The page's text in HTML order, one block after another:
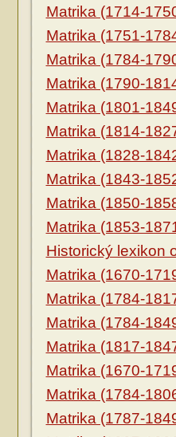
Matrika (1714-
Matrika (1751-
Matrika (1784-
Matrika (1790-
Matrika (1801-
Matrika (1814-
Matrika (1828-
Matrika (1843-
Matrika (1850-
Matrika (1853-
Historický lexikon
Matrika (1670-
Matrika (1784-
Matrika (1784-
Matrika (1817-
Matrika (1670-
Matrika (1784-
Matrika (1787-